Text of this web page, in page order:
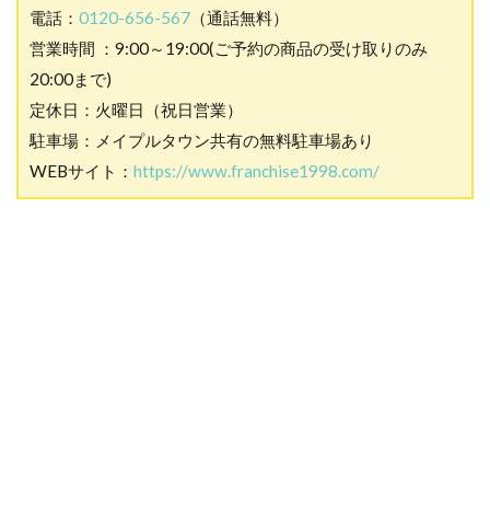
電話： 0120-656-567 （通話無料）
営業時間 ：9:00～19:00(ご予約の商品の受け取りのみ
20:00まで)
定休日：火曜日（祝日営業）
駐車場：メイプルタウン共有の無料駐車場あり
WEBサイト： https://www.franchise1998.com/